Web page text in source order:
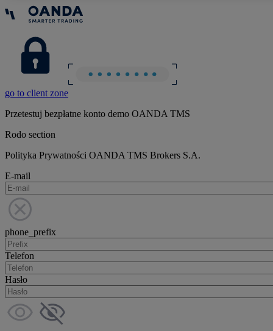
go to client zone
Przetestuj bezpłatne konto demo OANDA TMS
Rodo section
Polityka Prywatności OANDA TMS Brokers S.A.
E-mail
phone_prefix
Telefon
Hasło